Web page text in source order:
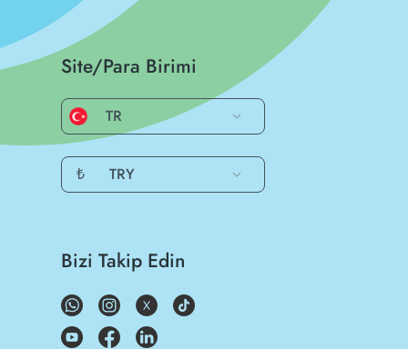
Site/Para Birimi
TR
₺ TRY
Bizi Takip Edin